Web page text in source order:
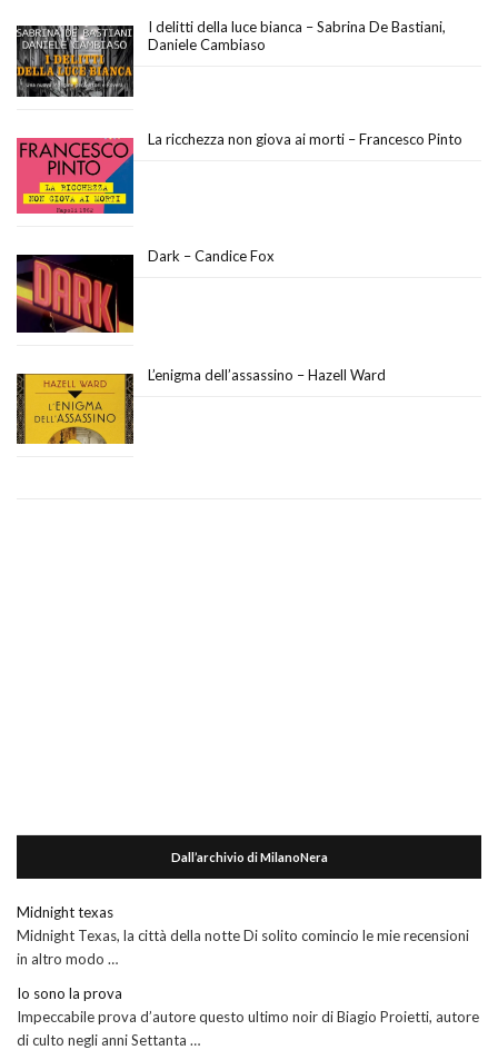
I delitti della luce bianca – Sabrina De Bastiani,
Daniele Cambiaso
La ricchezza non giova ai morti – Francesco Pinto
Dark – Candice Fox
L’enigma dell’assassino – Hazell Ward
Dall’archivio di MilanoNera
Midnight texas
Midnight Texas, la città della notte Di solito comincio le mie recensioni
in altro modo …
Io sono la prova
Impeccabile prova d’autore questo ultimo noir di Biagio Proietti, autore
di culto negli anni Settanta …